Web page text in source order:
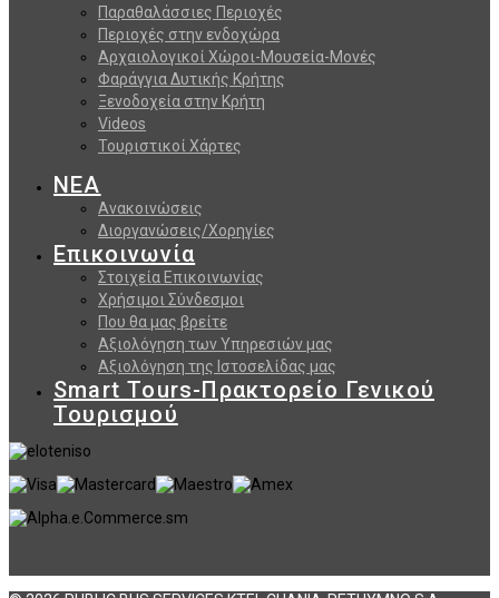
Παραθαλάσσιες Περιοχές
Περιοχές στην ενδοχώρα
Αρχαιολογικοί Χώροι-Μουσεία-Μονές
Φαράγγια Δυτικής Κρήτης
Ξενοδοχεία στην Κρήτη
Videos
Τουριστικοί Χάρτες
ΝΕΑ
Ανακοινώσεις
Διοργανώσεις/Χορηγίες
Επικοινωνία
Στοιχεία Επικοινωνίας
Χρήσιμοι Σύνδεσμοι
Που θα μας βρείτε
Αξιολόγηση των Υπηρεσιών μας
Αξιολόγηση της Ιστοσελίδας μας
Smart Tours-Πρακτορείο Γενικού
Τουρισμού